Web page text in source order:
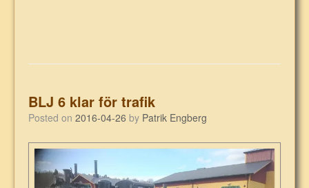
BLJ 6 klar för trafik
Posted on 2016-04-26 by Patrik Engberg